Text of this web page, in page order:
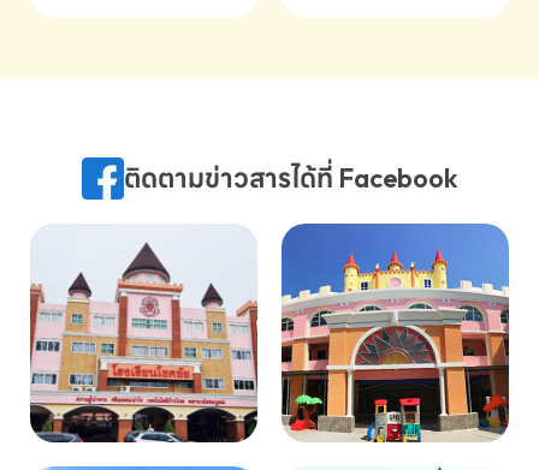
(Soundtrack)เพื่อเสริมทักษะ
ภาษา ผ่านประสบการณ์การเรียนรู้
075-691910ติดตามข่าวสารได้ที่ Facebook